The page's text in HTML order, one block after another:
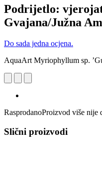
Podrijetlo:
Gvajana/Južna
Do sada jedna ocjena.
AquaArt Myriophyllum sp.
RasprodanoProizvod više nije
Slični proizvodi